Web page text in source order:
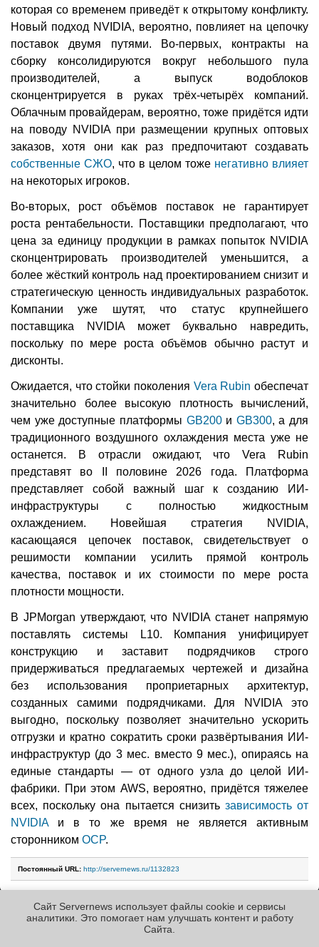
которая со временем приведёт к открытому конфликту.
Новый подход NVIDIA, вероятно, повлияет на цепочку
поставок двумя путями. Во-первых, контракты на
сборку консолидируются вокруг небольшого пула
производителей, а выпуск водоблоков
сконцентрируется в руках трёх-четырёх компаний.
Облачным провайдерам, вероятно, тоже придётся идти
на поводу NVIDIA при размещении крупных оптовых
заказов, хотя они как раз предпочитают создавать
собственные СЖО, что в целом тоже негативно влияет
на некоторых игроков.
Во-вторых, рост объёмов поставок не гарантирует
роста рентабельности. Поставщики предполагают, что
цена за единицу продукции в рамках попыток NVIDIA
сконцентрировать производителей уменьшится, а
более жёсткий контроль над проектированием снизит и
стратегическую ценность индивидуальных разработок.
Компании уже шутят, что статус крупнейшего
поставщика NVIDIA может буквально навредить,
поскольку по мере роста объёмов обычно растут и
дисконты.
Ожидается, что стойки поколения Vera Rubin обеспечат
значительно более высокую плотность вычислений,
чем уже доступные платформы GB200и GB300, а для
традиционного воздушного охлаждения места уже не
останется. В отрасли ожидают, что Vera Rubin
представят во II половине 2026 года. Платформа
представляет собой важный шаг к созданию ИИ-
инфраструктуры с полностью жидкостным
охлаждением. Новейшая стратегия NVIDIA,
касающаяся цепочек поставок, свидетельствует о
решимости компании усилить прямой контроль
качества, поставок и их стоимости по мере роста
плотности мощности.
В JPMorgan утверждают, что NVIDIA станет напрямую
поставлять системы L10. Компания унифицирует
конструкцию и заставит подрядчиков строго
придерживаться предлагаемых чертежей и дизайна
без использования проприетарных архитектур,
созданных самими подрядчиками. Для NVIDIA это
выгодно, поскольку позволяет значительно ускорить
отгрузки и кратно сократить сроки развёртывания ИИ-
инфраструктур (до 3 мес. вместо 9 мес.), опираясь на
единые стандарты — от одного узла до целой ИИ-
фабрики. При этом AWS, вероятно, придётся тяжелее
всех, поскольку она пытается снизить зависимость от
NVIDIAи в то же время не является активным
сторонником OCP.
Постоянный URL: http://servernews.ru/1132823
Следующие новости »
Сайт Servernews использует файлы cookie и сервисы
аналитики. Это помогает нам улучшать контент и работу
Cайта.